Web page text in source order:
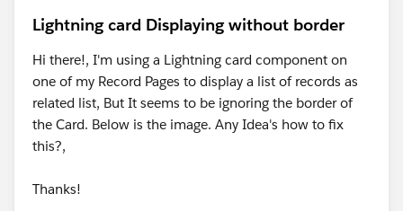
Lightning card Displaying without border
Hi there!, I'm using a Lightning card component on
one of my Record Pages to display a list of records as
related list, But It seems to be ignoring the border of
the Card. Below is the image. Any Idea's how to fix
this?,
Thanks!